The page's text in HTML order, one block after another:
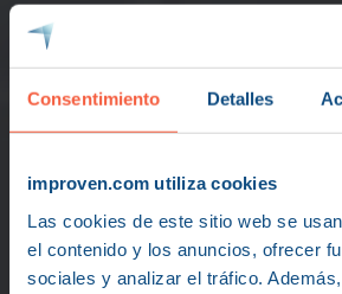
Consentimiento Detalles
improven.com utiliza cookies
Las cookies de este sitio web se
el contenido y los anuncios, ofrecer
sociales y analizar el tráfico.